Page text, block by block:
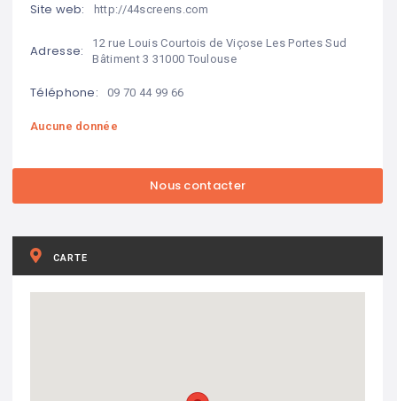
Site web: http://44screens.com
Adresse:
12 rue Louis Courtois de Viçose Les Portes Sud 
Bâtiment 3 31000 Toulouse
Téléphone: 09 70 44 99 66
Aucune donnée
CARTE